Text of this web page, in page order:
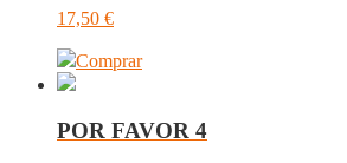
17,50 €
Comprar
POR FAVOR 4